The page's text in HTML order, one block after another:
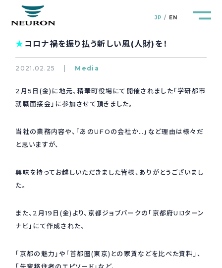
JP EN
管路防災研究所 Pipeline Resilience Lab.
研究開発
新着情報 News&Topics
★ コロナ禍を振り払う新しい風(人財)を！
2021.02.25 Media
2月5日(金)に地元、精華町役場にて開催されました「学研都市
就職面接会」に参加させて頂きました。
当社の業務内容や、「あのUFOの会社か…」など理由は様々だ
と思いますが、
興味を持ってお越しいただきました皆様、ありがとうございまし
た。
また、2月19日(金)より、京都ジョブパークの「京都府UIJターン
ナビ」にて作成された、
「京都の魅力」や「首都圏(東京)との家賃などを比べた資料」、
「先輩移住者のエピソード」など、